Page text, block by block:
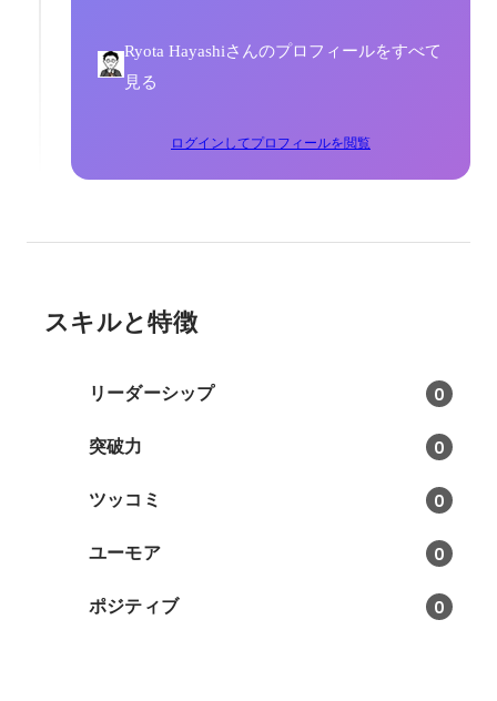
Ryota Hayashiさんのプロフィールをすべて
見る
ログインしてプロフィールを閲覧
スキルと特徴
リーダーシップ 0
突破力 0
ツッコミ 0
ユーモア 0
ポジティブ 0